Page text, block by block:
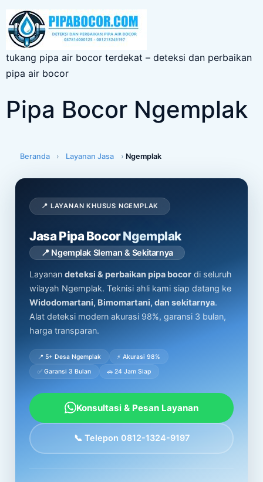
tukang pipa air bocor terdekat – deteksi dan perbaikan
pipa air bocor
Pipa Bocor Ngemplak
Beranda › Layanan Jasa › Ngemplak
📍 LAYANAN KHUSUS NGEMPLAK
Jasa Pipa BocorNgemplak
📍 Ngemplak Sleman & Sekitarnya
Layanan deteksi & perbaikan pipa bocor di seluruh
wilayah Ngemplak. Teknisi ahli kami siap datang ke
Widodomartani, Bimomartani, dan sekitarnya.
Alat deteksi modern akurasi 98%, garansi 3 bulan,
harga transparan.
📍 5+ Desa Ngemplak
⚡ Akurasi 98%
✅ Garansi 3 Bulan
🚗 24 Jam Siap
Konsultasi & Pesan Layanan
📞 Telepon 0812-1324-9197